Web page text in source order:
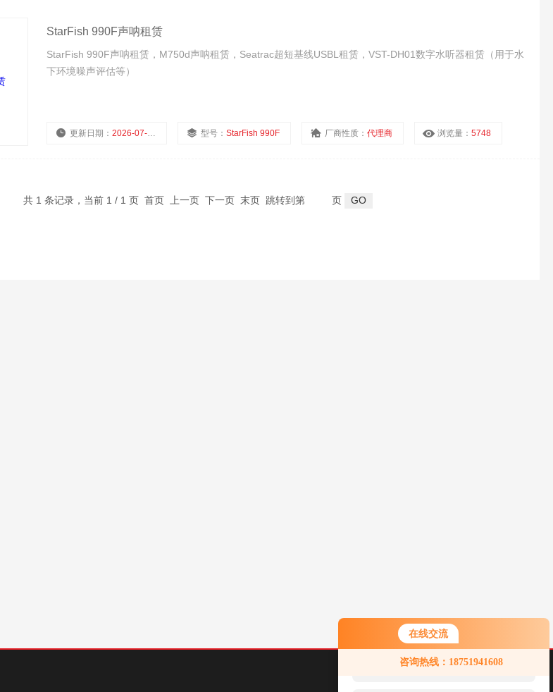
在线交流
咨询热线：18751941608
您好！欢迎前来咨询，很高兴为您
服务，请问您要咨询什么问题呢？
StarFish 990F声呐租赁
StarFish 990F声呐租赁，M750d声呐租赁，Seatrac超短基线USBL租赁，VST-DH01数字水听器租赁（用于水
下环境噪声评估等）
更新日期：2026-07-20 型号：StarFish 990F 厂商性质：代理商 浏览量：5748
共 1 条记录，当前 1 / 1 页 首页 上一页 下一页 末页 跳转到第 页